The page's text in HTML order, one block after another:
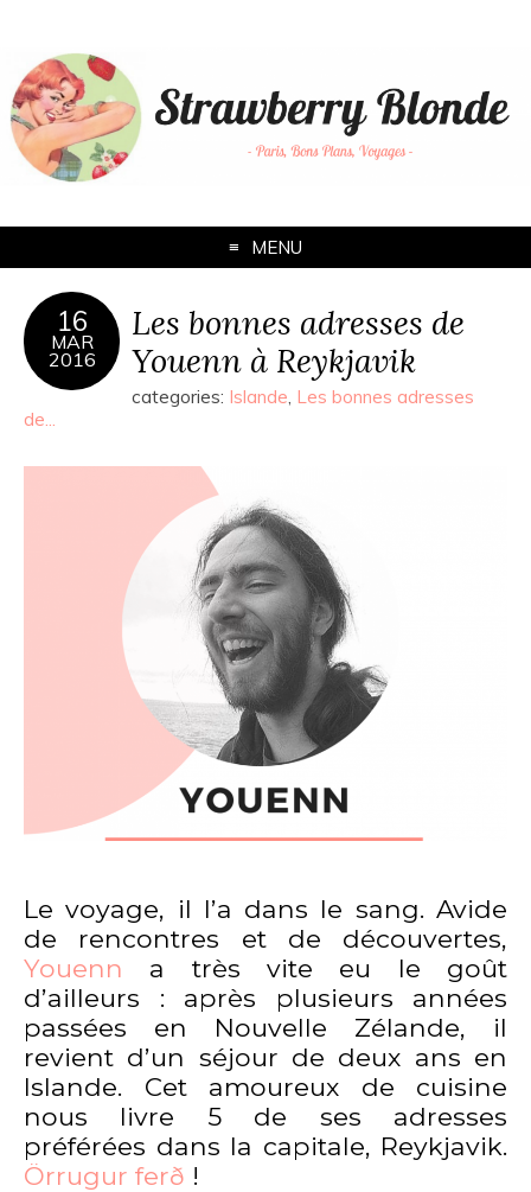
MENU
16
MAR
2016
Les bonnes adresses de
Youenn à Reykjavik
categories: Islande Les bonnes adresses
de...
Le voyage, il l’a dans le sang. Avide
de rencontres et de découvertes,
Youenn a très vite eu le goût
d’ailleurs : après plusieurs années
passées en Nouvelle Zélande, il
revient d’un séjour de deux ans en
Islande. Cet amoureux de cuisine
nous livre 5 de ses adresses
préférées dans la capitale, Reykjavik.
Örrugur ferð !